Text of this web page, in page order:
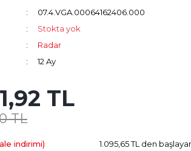
07.4.VGA.00064162406.000
Stokta yok
Radar
12 Ay
TL
TL
indirimi) 1.095,65 TL den